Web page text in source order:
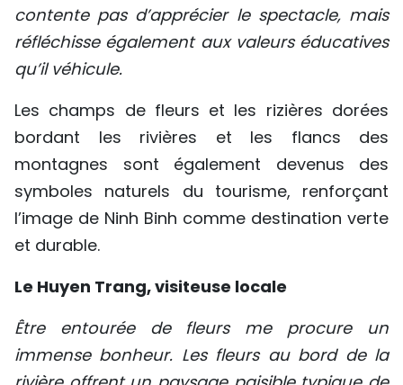
contente pas d’apprécier le spectacle, mais
réfléchisse également aux valeurs éducatives
qu’il véhicule.
Les champs de fleurs et les rizières dorées
bordant les rivières et les flancs des
montagnes sont également devenus des
symboles naturels du tourisme, renforçant
l’image de Ninh Binh comme destination verte
et durable.
Le Huyen Trang, visiteuse locale
Être entourée de fleurs me procure un
immense bonheur. Les fleurs au bord de la